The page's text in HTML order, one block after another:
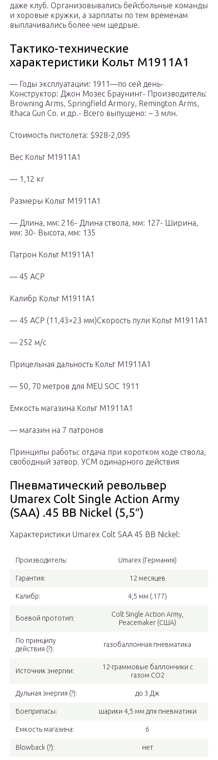
даже клуб. Организовывались бейсбольные команды
и хоровые кружки, а зарплаты по тем временам
выплачивались более чем щедрые.
Тактико-технические
характеристики Кольт М1911А1
— Годы эксплуатации: 1911—по сей день-
Конструктор: Джон Мозес Браунинг- Производитель:
Browning Arms, Springfield Armory, Remington Arms,
Ithaca Gun Co. и др.- Всего выпущено: ~ 3 млн.
Стоимость пистолета: $928-2,095
Вес Кольт М1911А1
— 1,12 кг
Размеры Кольт М1911А1
— Длина, мм: 216- Длина ствола, мм: 127- Ширина,
мм: 30- Высота, мм: 135
Патрон Кольт М1911А1
— 45 ACP
Калибр Кольт М1911А1
— 45 ACP (11,43×23 мм)Скорость пули Кольт М1911А1
— 252 м/с
Прицельная дальность Кольт М1911А1
— 50, 70 метров для MEU SOC 1911
Емкость магазина Кольт М1911А1
— магазин на 7 патронов
Принципы работы: отдача при коротком ходе ствола,
свободный затвор. УСМ одинарного действия
Пневматический револьвер
Umarex Colt Single Action Army
(SAA) .45 BB Nickel (5,5″)
Характеристики Umarex Colt SAA 45 BB Nickel:
Производитель: Umarex (Германия)
Гарантия: 12 месяцев
Калибр: 4,5 мм (.177)
Боевой прототип:
Colt Single Action Army,
Peacemaker (США)
По принципу
действия (?):
газобаллонная пневматика
Источник энергии:
12-граммовые баллончики с
газом CO2
Дульная энергия (?): до 3 Дж
Боеприпасы: шарики 4,5 мм для пневматики
Емкость магазина: 6
Blowback (?): нет